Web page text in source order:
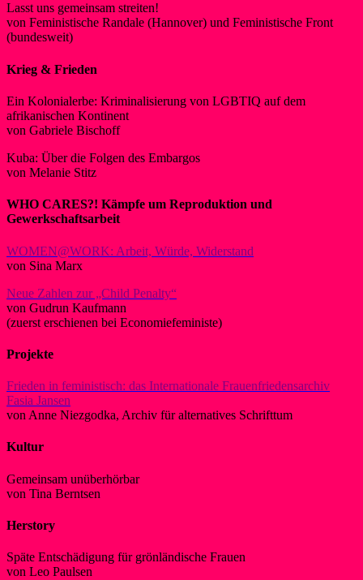
Lasst uns gemeinsam streiten!
von Feministische Randale (Hannover) und Feministische Front
(bundesweit)
Krieg & Frieden
Ein Kolonialerbe: Kriminalisierung von LGBTIQ auf dem
afrikanischen Kontinent
von Gabriele Bischoff
Kuba: Über die Folgen des Embargos
von Melanie Stitz
WHO CARES?! Kämpfe um Reproduktion und
Gewerkschaftsarbeit
WOMEN@WORK: Arbeit, Würde, Widerstand
von Sina Marx
Neue Zahlen zur „Child Penalty“
von Gudrun Kaufmann
(zuerst erschienen bei Economiefeministe)
Projekte
Frieden in feministisch: das Internationale Frauenfriedensarchiv
Fasia Jansen
von Anne Niezgodka, Archiv für alternatives Schrifttum
Kultur
Gemeinsam unüberhörbar
von Tina Berntsen
Herstory
Späte Entschädigung für grönländische Frauen
von Leo Paulsen